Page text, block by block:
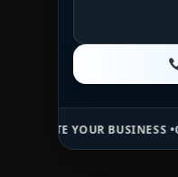
YOUR BUSINESS •CONTACT